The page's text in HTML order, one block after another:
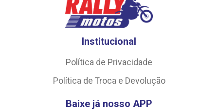
Institucional
Política de Privacidade
Política de Troca e Devolução
Baixe já nosso APP